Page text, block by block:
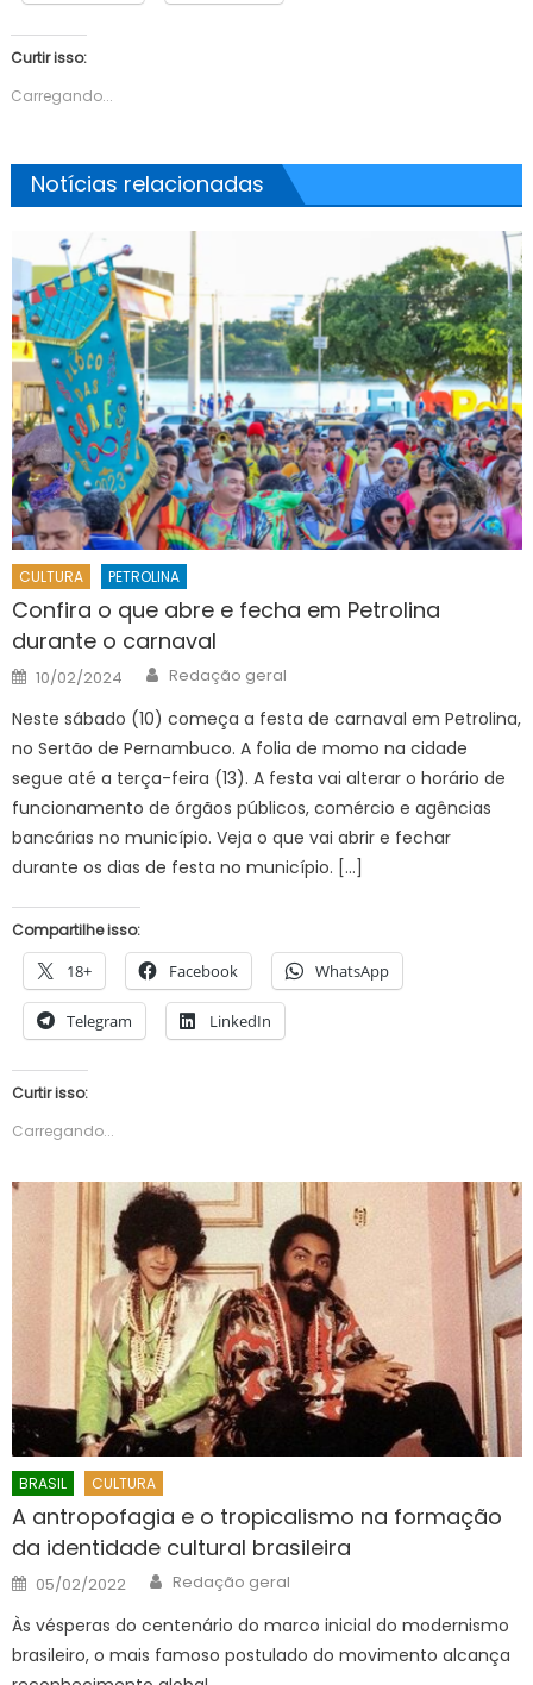
Curtir isso:
Carregando...
Notícias relacionadas
CULTURA PETROLINA
Confira o que abre e fecha em Petrolina
durante o carnaval
Posted
on
10/02/2024 Author
Redação geral
Neste sábado (10) começa a festa de carnaval em Petrolina,
no Sertão de Pernambuco. A folia de momo na cidade
segue até a terça-feira (13). A festa vai alterar o horário de
funcionamento de órgãos públicos, comércio e agências
bancárias no município. Veja o que vai abrir e fechar
durante os dias de festa no município. […]
Compartilhe isso:
18+ Facebook WhatsApp
Telegram LinkedIn
Curtir isso:
Carregando...
BRASIL CULTURA
A antropofagia e o tropicalismo na formação
da identidade cultural brasileira
Posted
on
05/02/2022 Author
Redação geral
Às vésperas do centenário do marco inicial do modernismo
brasileiro, o mais famoso postulado do movimento alcança